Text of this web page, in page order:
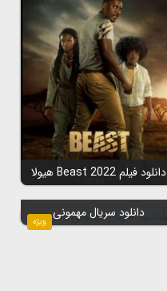
دانلود فیلم Beast 2022 هیولا
ویژه
دانلود سریال مهمونی